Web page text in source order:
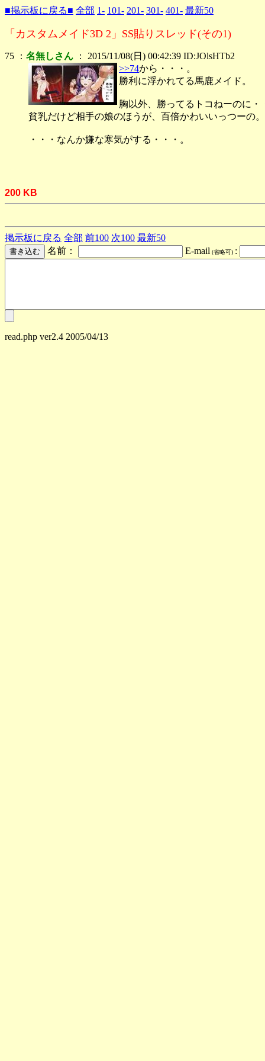
■掲示板に戻る■ 全部 1- 101- 201- 301- 401- 最新50
「カスタムメイド3D 2」SS貼りスレッド(その1)
75 ： 名無しさん ： 2015/11/08(日) 00:42:39 ID:JOlsHTb2
>>74から・・・。
勝利に浮かれてる馬鹿メイド。
胸以外、勝ってるトコねーのに・
貧乳だけど相手の娘のほうが、百倍かわいいっつーの。
・・・なんか嫌な寒気がする・・・。
200 KB
掲示板に戻る 全部 前100 次100 最新50
名前：
E-mail (省略可) :
read.php ver2.4 2005/04/13